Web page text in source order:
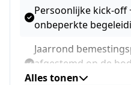
Persoonlijke kick-off
onbeperkte
Jaarrond
afgestemd op de
gazon
Alles tonen